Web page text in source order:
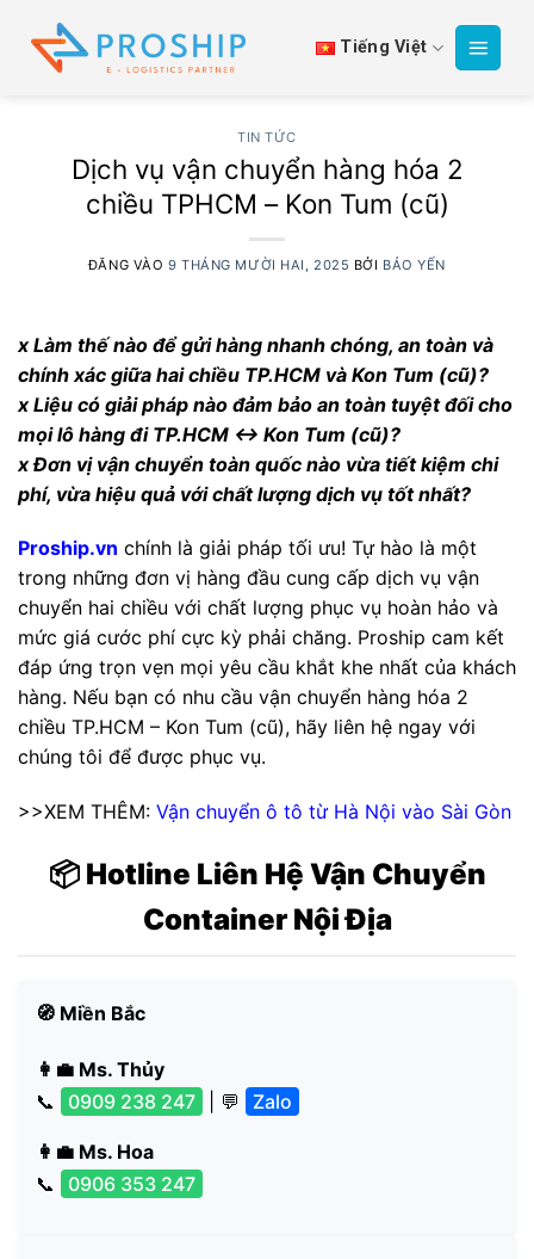
qua
Tiếng Việt
TIN TỨC
Dịch vụ vận chuyển hàng hóa 2
chiều TPHCM – Kon Tum (cũ)
ĐĂNG VÀO 9 THÁNG MƯỜI HAI, 2025 BỞI BẢO YẾN
x Làm thế nào để gửi hàng nhanh chóng, an toàn và
chính xác giữa hai chiều TP.HCM và Kon Tum (cũ)?
x Liệu có giải pháp nào đảm bảo an toàn tuyệt đối cho
mọi lô hàng đi TP.HCM ↔ Kon Tum (cũ)?
x Đơn vị vận chuyển toàn quốc nào vừa tiết kiệm chi
phí, vừa hiệu quả với chất lượng dịch vụ tốt nhất?
Proship.vn chính là giải pháp tối ưu! Tự hào là một
trong những đơn vị hàng đầu cung cấp dịch vụ vận
chuyển hai chiều với chất lượng phục vụ hoàn hảo và
mức giá cước phí cực kỳ phải chăng. Proship cam kết
đáp ứng trọn vẹn mọi yêu cầu khắt khe nhất của khách
hàng. Nếu bạn có nhu cầu vận chuyển hàng hóa 2
chiều TP.HCM – Kon Tum (cũ), hãy liên hệ ngay với
chúng tôi để được phục vụ.
>>XEM THÊM: Vận chuyển ô tô từ Hà Nội vào Sài Gòn
📦 Hotline Liên Hệ Vận Chuyển
Container Nội Địa
🧭 Miền Bắc
👩‍💼 Ms. Thủy
📞
0909 238 247 | 💬 Zalo
👩‍💼 Ms. Hoa
📞
0906 353 247